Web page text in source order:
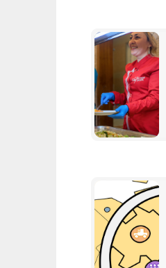
f
a
c
e
e
v
a